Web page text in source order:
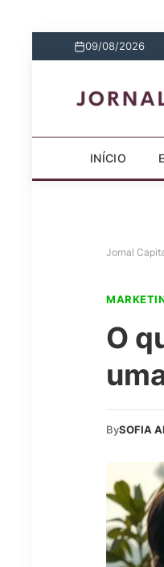
09/08/2026
INÍCIO
Jornal
O
BySOFIA